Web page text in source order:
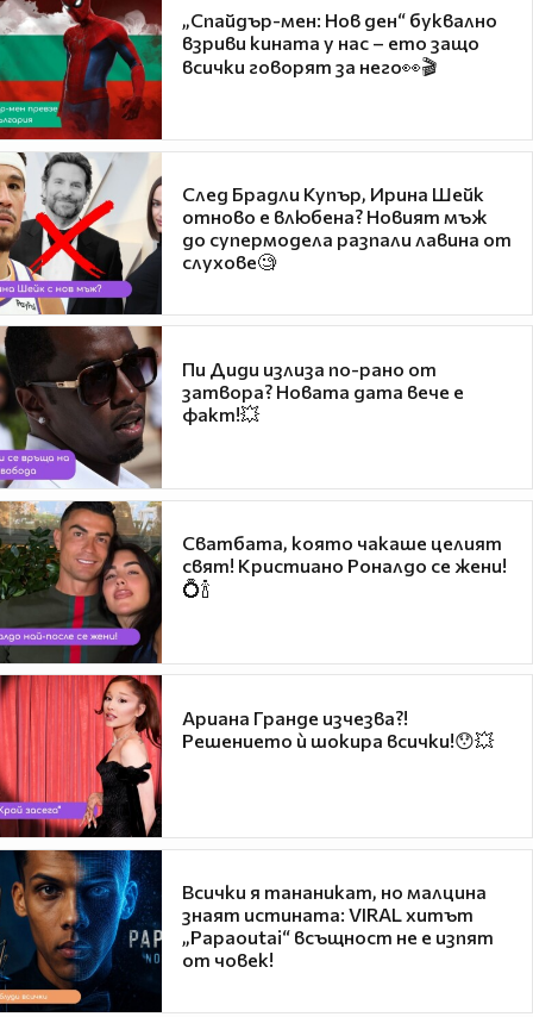
„Спайдър-мен: Нов ден“ буквално
взриви кината у нас – ето защо
всички говорят за него👀🎬
След Брадли Купър, Ирина Шейк
отново е влюбена? Новият мъж
до супермодела разпали лавина от
слухове🧐
Пи Диди излиза по-рано от
затвора? Новата дата вече е
факт!💥
Сватбата, която чакаше целият
свят! Кристиано Роналдо се жени!
💍🍾
Ариана Гранде изчезва?!
Решението ѝ шокира всички!😯💥
Всички я тананикат, но малцина
знаят истината: VIRAL хитът
„Papaoutai“ всъщност не е изпят
от човек!